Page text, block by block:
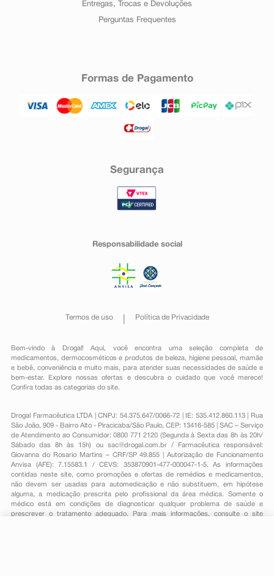
Entregas, Trocas e Devoluções
Perguntas Frequentes
Formas de Pagamento
Segurança
Responsabilidade social
Termos de uso Política de Privacidade
Bem-vindo à Drogal! Aqui, você encontra uma seleção completa de
medicamentos , dermocosméticos e produtos de beleza, higiene pessoal ,mamãe
e bebê, conveniênciae muito mais, para atender suas necessidades de saúde e
bem-estar. Explore nossas ofertas e descubra o cuidado que você merece!
Confira todas as categorias do site.
Drogal Farmacêutica LTDA | CNPJ: 54.375.647/0066-72 | IE: 535.412.860.113 | Rua
São João, 909 - Bairro Alto - Piracicaba/São Paulo, CEP: 13416-585 | SAC – Serviço
de Atendimento ao Consumidor: 0800 771 2120 (Segunda à Sexta das 8h às 20h/
Sábado das 8h às 15h) ou sac@drogal.com.br/ Farmacêutica responsável:
Giovanna do Rosario Martins – CRF/SP 49.855 | Autorização de Funcionamento
Anvisa (AFE): 7.15583.1 / CEVS: 353870901-477-000047-1-5. As informações
contidas neste site, como promoções e ofertas de remédios e medicamentos,
não devem ser usadas para automedicação e não substituem, em hipótese
alguma, a medicação prescrita pelo profissional da área médica. Somente o
médico está em condições de diagnosticar qualquer problema de saúde e
prescrever o tratamento adequado. Para mais informações, consulte o site